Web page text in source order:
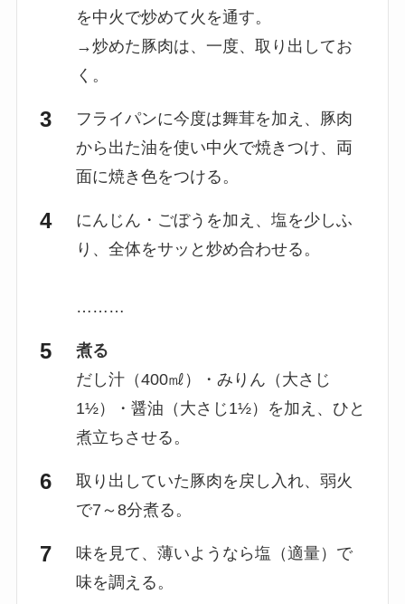
を中火で炒めて火を通す。
→炒めた豚肉は、一度、取り出してお
く。
フライパンに今度は舞茸を加え、豚肉
から出た油を使い中火で焼きつけ、両
面に焼き色をつける。
にんじん・ごぼうを加え、塩を少しふ
り、全体をサッと炒め合わせる。
………
煮る
だし汁（400㎖）・みりん（大さじ
1½）・醤油（大さじ1½）を加え、ひと
煮立ちさせる。
取り出していた豚肉を戻し入れ、弱火
で7～8分煮る。
味を見て、薄いようなら塩（適量）で
味を調える。